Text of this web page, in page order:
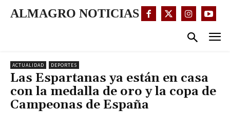
ALMAGRO NOTICIAS
ACTUALIDAD DEPORTES
Las Espartanas ya están en casa
con la medalla de oro y la copa de
Campeonas de España